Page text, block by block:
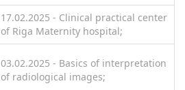
17.02.2025 - Clinical practical center
of Riga Maternity hospital;
03.02.2025 - Basics of interpretation
of radiological images;